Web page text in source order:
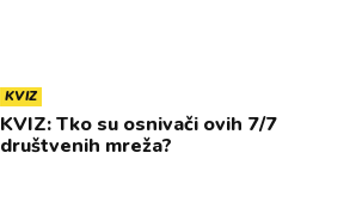
KVIZ
KVIZ: Tko su osnivači ovih 7/7
društvenih mreža?